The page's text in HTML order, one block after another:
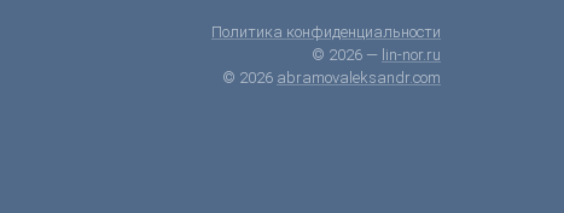
Политика конфиденциальности
© 2026 — lin-nor.ru
© 2026 abramovaleksandr.com